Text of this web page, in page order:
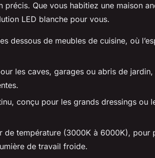
précis. Que vous habitiez une maison
LED blanche pour vous.
dessous de meubles de cuisine, où
les caves, garages ou abris de jardin,
conçu pour les grands dressings ou
de température (3000K à 6000K), pour
de travail froide.